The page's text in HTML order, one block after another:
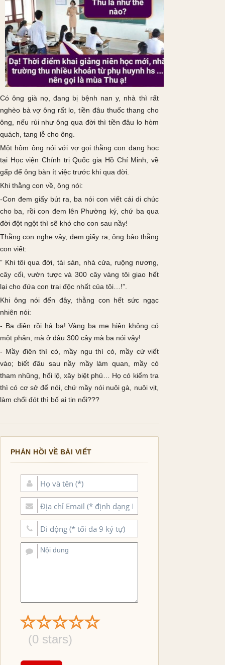
Có ông già nọ, đang bị bệnh nan y, nhà thì rất
nghèo bà vợ ông rất lo, tiền đâu thuốc thang cho
ông, nếu rủi như ông qua đời thì tiền đâu lo hòm
quách, tang lễ cho ông.
Một hôm ông nói với vợ gọi thằng con đang học
tại Học viện Chính trị Quốc gia Hồ Chí Minh, về
gấp để ông bàn ít việc trước khi qua đời.
Khi thằng con về, ông nói:
-Con đem giấy bút ra, ba nói con viết cái di chúc
cho ba, rồi con đem lên Phường ký, chứ ba qua
đời đột ngột thì sẽ khó cho con sau nầy!
Thằng con nghe vậy, đem giấy ra, ông bảo thằng
con viết:
” Khi tôi qua đời, tài sản, nhà cửa, ruộng nương,
cây cối, vườn tược và 300 cây vàng tôi giao hết
lại cho đứa con trai độc nhất của tôi…!”.
Khi ông nói đến đây, thằng con hết sức ngạc
nhiên nói:
- Ba điên rồi hả ba! Vàng ba mẹ hiện không có
một phân, mà ở đâu 300 cây mà ba nói vậy!
- Mầy điên thì có, mầy ngu thì có, mầy cứ viết
vào; biết đâu sau nầy mầy làm quan, mầy có
tham nhũng, hối lộ, xây biệt phủ… Họ có kiểm tra
thì có cơ sở để nói, chứ mầy nói nuôi gà, nuôi vịt,
làm chổi đót thì bố ai tin nổi???
PHẢN HỒI VỀ BÀI VIẾT
(0 stars)